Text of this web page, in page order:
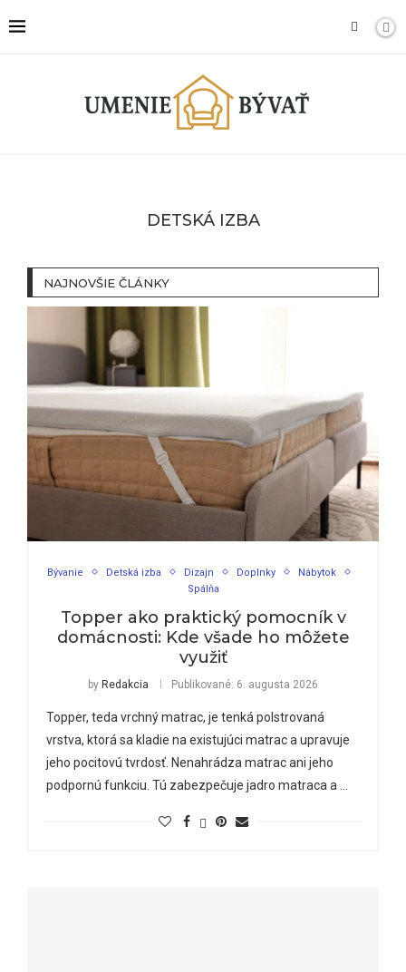
DETSKÁ IZBA
NAJNOVŠIE ČLÁNKY
Bývanie Detská izba Dizajn Doplnky
Nábytok
Spálňa
Topper ako praktický pomocník v
domácnosti: Kde všade ho môžete
využiť
by Redakcia Publikované: 6. augusta 2026
Topper, teda vrchný matrac, je tenká polstrovaná
vrstva, ktorá sa kladie na existujúci matrac a upravuje
jeho pocitovú tvrdosť. Nenahrádza matrac ani jeho
podpornú funkciu. Tú zabezpečuje jadro matraca a …